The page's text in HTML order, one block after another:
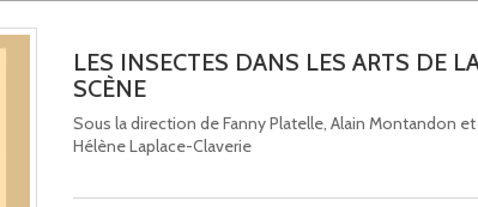
LES INSECTES DANS LES ARTS DE
SCÈNE
Sous la direction de Fanny Platelle, Alain Montandon et
Hélène Laplace-Claverie